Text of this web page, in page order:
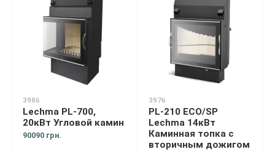
3986
Lechma PL-700,
20кВт Угловой камин
90090 грн.
3976
PL-210 ECO/SP
Lechma 14кВт
Каминная топка с
вторичным дожигом